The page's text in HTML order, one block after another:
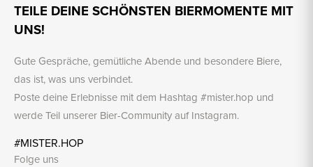
TEILE DEINE SCHÖNSTEN BIERMOMENTE MIT
UNS!
Gute Gespräche, gemütliche Abende und besondere Biere,
das ist, was uns verbindet.
Poste deine Erlebnisse mit dem Hashtag #mister.hop und
werde Teil unserer Bier-Community auf Instagram.
#MISTER.HOP
Folge uns